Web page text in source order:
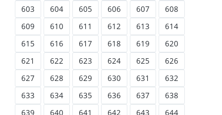
603
604 605 606 607
608
609
610 611 612 613
614
615
616 617 618 619
620
621
622 623 624 625
626
627
628 629 630 631
632
633
634 635 636 637
638
639
640 641 642 643
644